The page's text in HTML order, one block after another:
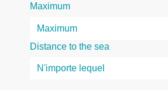
Maximum
Distance to the sea